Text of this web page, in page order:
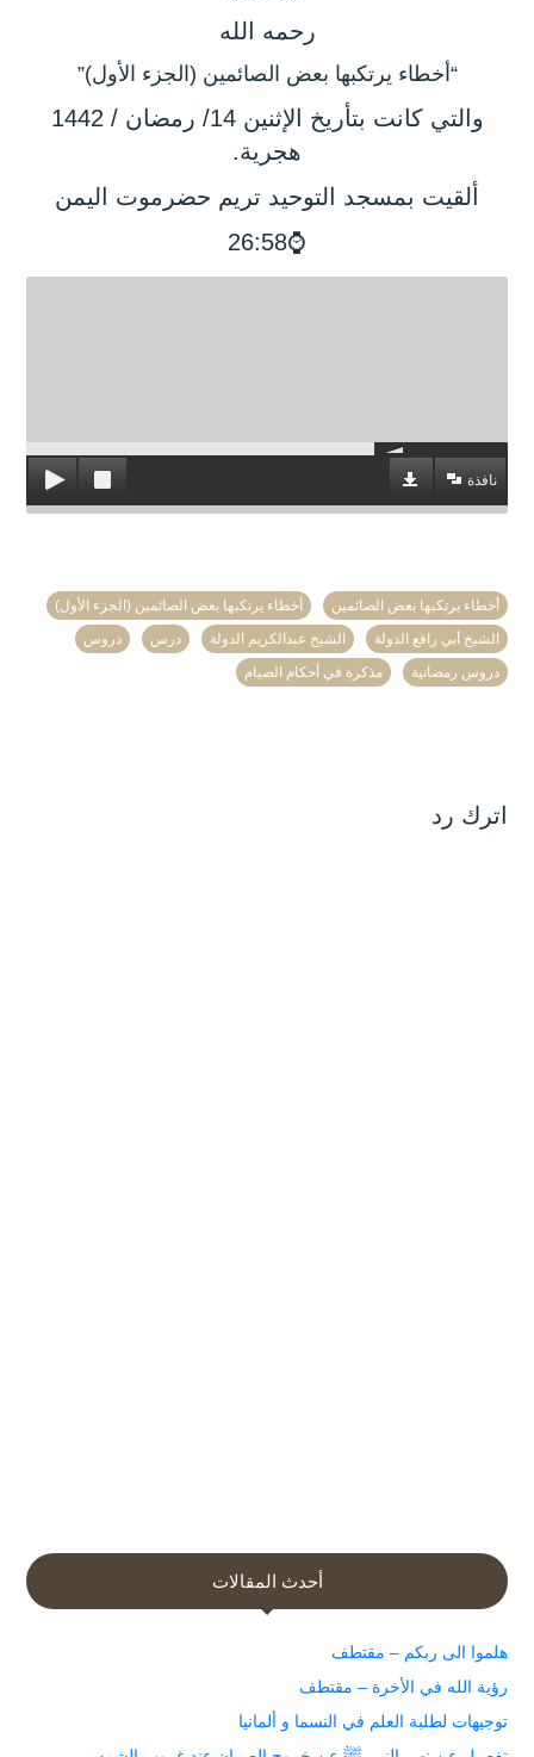
رحمه الله
“أخطاء يرتكبها بعض الصائمين (الجزء الأول)”
والتي كانت بتأريخ الإثنين 14/ رمضان / 1442
هجرية.
ألقيت بمسجد التوحيد تريم حضرموت اليمن
⌚26:58
نافذة
أخطاء يرتكبها بعض الصائمين
أخطاء يرتكبها بعض الصائمين (الجزء الأول)
الشيخ أبي رافع الدولة
الشيخ عبدالكريم الدولة درس
دروس
دروس رمضانية
مذكرة في أحكام الصيام
اترك رد
أحدث المقالات
هلموا الى ربكم – مقتطف
رؤية الله في الأخرة – مقتطف
توجيهات لطلبة العلم في النسما و ألمانيا